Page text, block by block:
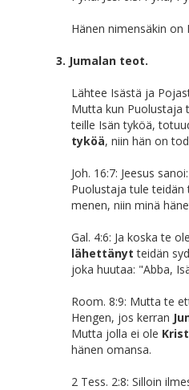
Hänen nimensäkin on
3. Jumalan teot.
Lähtee Isästä ja
Mutta kun Puolustaja
teille Isän tyköä,
tyköä, niin hän on
Joh. 16:7: Jeesus
Puolustaja tule
menen, niin minä
Gal. 4:6: Ja koska te
lähettänyt teidän
joka huutaa: "Abba,
Room. 8:9: Mutta te
Hengen, jos kerran
Mutta jolla ei ole
hänen omansa.
2 Tess. 2:8: Silloin